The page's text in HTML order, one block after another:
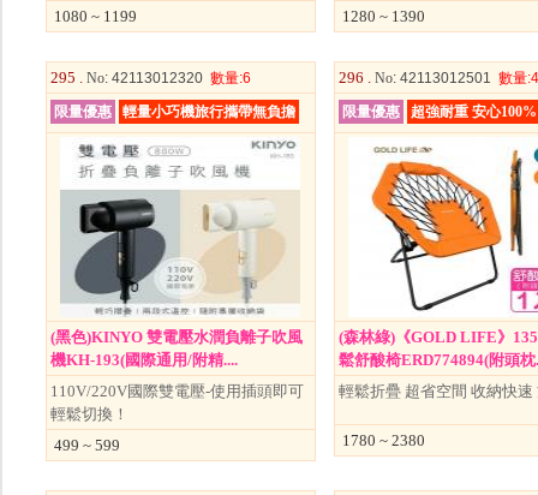
1080 ~ 1199 1280 ~ 1390
295 . No: 42113012320 數量:6
限量優惠
輕量小巧機旅行攜帶無負擔
(黑色)KINYO 雙電壓水潤負離子吹風
機KH-193(國際通用/附精....
110V/220V國際雙電壓-使用插頭即可
輕鬆切換！
499 ~ 599
296 . No: 42113012501 數量:4
限量優惠
超強耐重 安心
(森林綠)《GOLD LIFE》
鬆舒酸椅ERD774894(附頭枕
輕鬆折疊 超省空間 收納快速
1780 ~ 2380